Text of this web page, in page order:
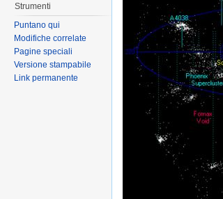
Strumenti
Puntano qui
Modifiche correlate
Pagine speciali
Versione stampabile
Link permanente